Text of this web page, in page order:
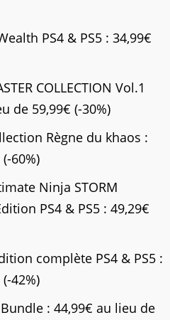
PS4 & PS5 : 34,99€
COLLECTION Vol.1
de 59,99€ (-30%)
Règne du khaos :
60%)
Ninja STORM
PS4 & PS5 : 49,29€
complète PS4 & PS5 :
42%)
: 44,99€ au lieu de